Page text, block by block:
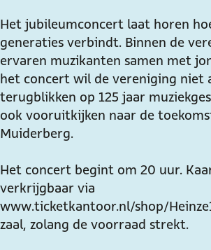
i
n
z
e
H
e
i
n
z
e
.
H
e
i
n
z
i
n
z
e
A
.
H
e
i
n
Het jubileumconcert laat horen
generaties verbindt. Binnen de
ervaren muzikanten samen met
het concert wil de vereniging niet
terugblikken op 125 jaar
ook vooruitkijken naar de
Muiderberg.
Het concert begint om 20 uur.
verkrijgbaar via
www.ticketkantoor.nl/shop/
zaal, zolang de voorraad strekt.